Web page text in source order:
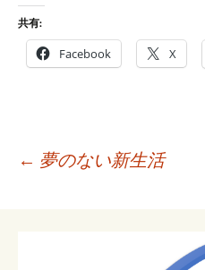
共有:
Facebook X
← 夢のない新生活